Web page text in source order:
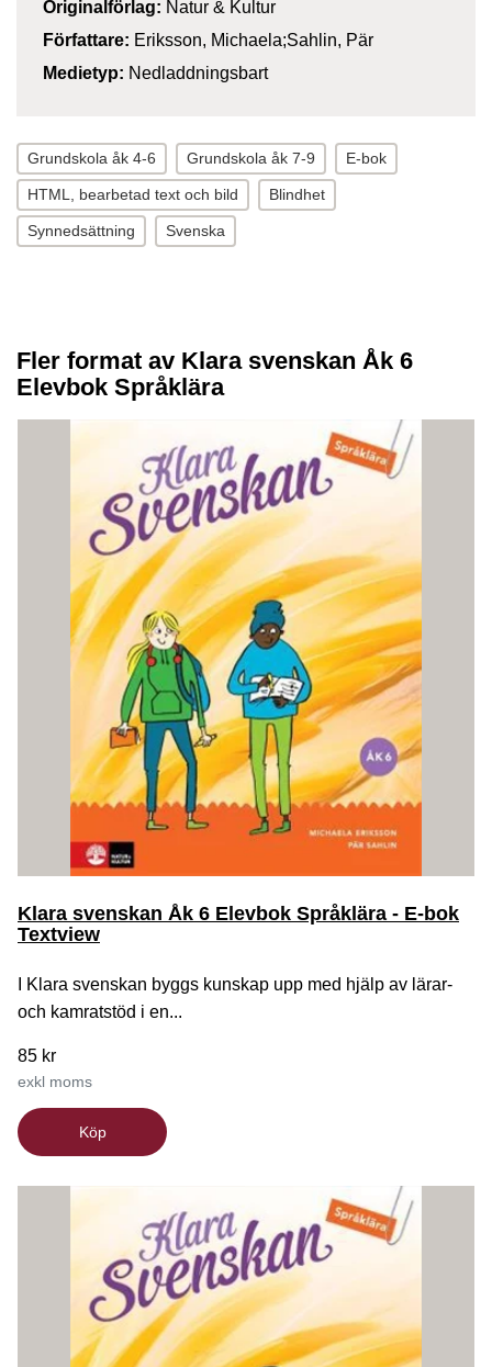
Originalförlag: Natur & Kultur
Författare: Eriksson, Michaela;Sahlin, Pär
Medietyp: Nedladdningsbart
Grundskola åk 4-6 Grundskola åk 7-9 E-bok
HTML, bearbetad text och bild Blindhet
Synnedsättning Svenska
Fler format av Klara svenskan Åk 6
Elevbok Språklära
Klara svenskan Åk 6 Elevbok Språklära - E-bok
Textview
I Klara svenskan byggs kunskap upp med hjälp av lärar-
och kamratstöd i en...
85 kr
exkl moms
Köp